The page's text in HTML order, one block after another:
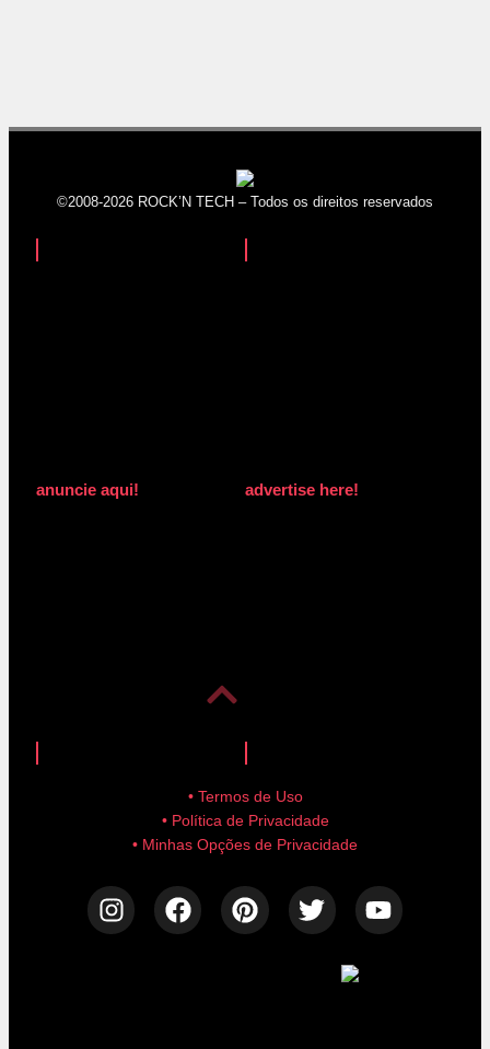
©2008-2026 ROCK’N TECH – Todos os direitos reservados
anuncie aqui! advertise here!
• Termos de Uso
• Política de Privacidade
• Minhas Opções de Privacidade